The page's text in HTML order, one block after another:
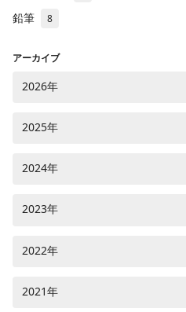
鉛筆 8
アーカイブ
2026年
2025年
2024年
2023年
2022年
2021年